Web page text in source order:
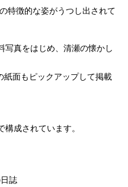
特徴的な姿がうつし出されて
写真をはじめ、清瀬の懐かし
紙面もピックアップして掲載
構成されています。
誌